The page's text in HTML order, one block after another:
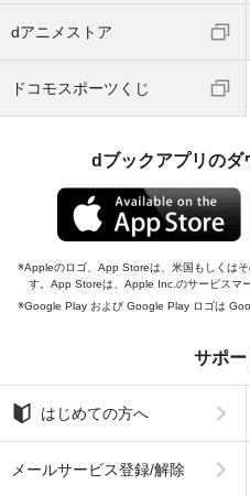
dアニメストア
ドコモスポーツくじ
dブックアプリのダ
Appleのロゴ、App Storeは、米国もしくは
す。App Storeは、Apple Inc.のサービスマー
Google Play および Google Play ロゴは
サポ
はじめての方へ
メールサービス登録/解除